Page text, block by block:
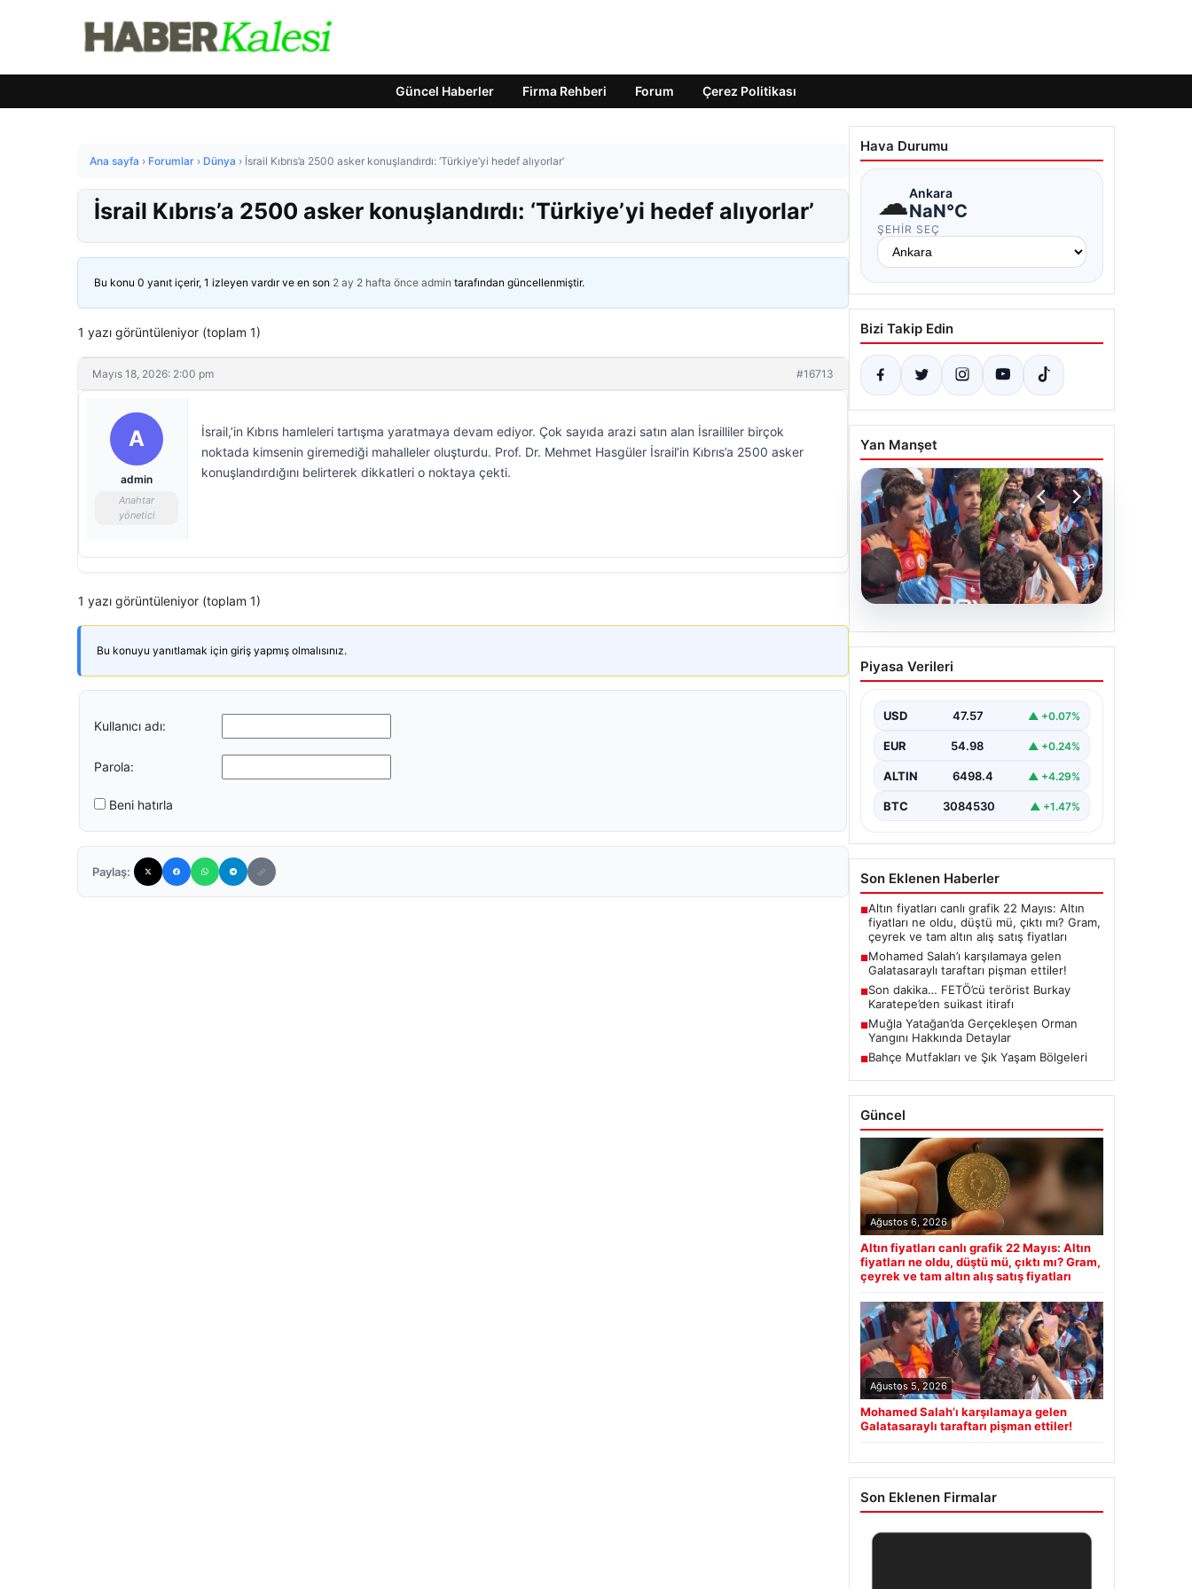
Güncel Haberler Firma Rehberi Forum Çerez Politikası
Ana sayfa › Forumlar › Dünya › İsrail Kıbrıs’a 2500 asker konuşlandırdı: ‘Türkiye’yi hedef alıyorlar’
İsrail Kıbrıs’a 2500 asker konuşlandırdı: ‘Türkiye’yi hedef alıyorlar’
Bu konu 0 yanıt içerir, 1 izleyen vardır ve en son 2 ay 2 hafta önce admin tarafından güncellenmiştir.
1 yazı görüntüleniyor (toplam 1)
Mayıs 18, 2026: 2:00 pm #16713
A
admin
Anahtar
yönetici
İsrail,’in Kıbrıs hamleleri tartışma yaratmaya devam ediyor. Çok sayıda arazi satın alan İsrailliler birçok
noktada kimsenin giremediği mahalleler oluşturdu. Prof. Dr. Mehmet Hasgüler İsrail’in Kıbrıs’a 2500 asker
konuşlandırdığını belirterek dikkatleri o noktaya çekti.
1 yazı görüntüleniyor (toplam 1)
Bu konuyu yanıtlamak için giriş yapmış olmalısınız.
Kullanıcı adı:
Parola:
Beni hatırla
Paylaş:
Hava Durumu
☁Ankara
NaN°C
ŞEHIR SEÇ
Bizi Takip Edin
Yan Manşet
05.08.2026
Mohamed Salah’ı
karşılamaya gelen
pişman ettiler!
Piyasa Verileri
USD 47.57 ▲ +0.07%
EUR 54.98 ▲ +0.24%
ALTIN 6498.4 ▲ +4.29%
BTC 3084530 ▲ +1.47%
Son Eklenen Haberler
■Altın fiyatları canlı grafik 22 Mayıs: Altın
fiyatları ne oldu, düştü mü, çıktı mı? Gram,
çeyrek ve tam altın alış satış fiyatları
■Mohamed Salah’ı karşılamaya gelen
Galatasaraylı taraftarı pişman ettiler!
■Son dakika… FETÖ’cü terörist Burkay
Karatepe’den suikast itirafı
■Muğla Yatağan’da Gerçekleşen Orman
Yangını Hakkında Detaylar
■Bahçe Mutfakları ve Şık Yaşam Bölgeleri
Güncel
Ağustos 6, 2026
Altın fiyatları canlı grafik 22 Mayıs: Altın
fiyatları ne oldu, düştü mü, çıktı mı? Gram,
çeyrek ve tam altın alış satış fiyatları
Ağustos 5, 2026
Mohamed Salah’ı karşılamaya gelen
Galatasaraylı taraftarı pişman ettiler!
Son Eklenen Firmalar